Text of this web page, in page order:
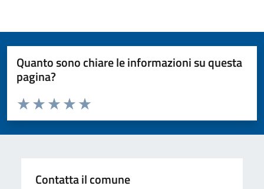
Quanto sono chiare le informazioni su questa
pagina?
Valuta da 1 a 5 stelle la pagina
Valuta 5 stelle su 5
Valuta 4 stelle su 5
Valuta 3 stelle su 5
Valuta 2 stelle su 5
Valuta 1 stelle su 5
Contatta il comune